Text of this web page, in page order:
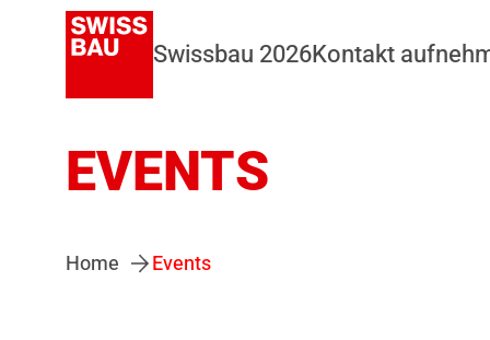
Swissbau 2026Kontakt
EVENTS
Home Events